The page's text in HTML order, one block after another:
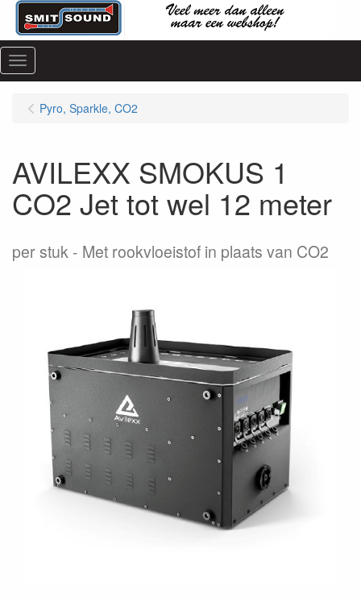
Menu
Pyro, Sparkle, CO2
AVILEXX SMOKUS 1
CO2 Jet tot wel 12 meter
per stuk Met rookvloeistof in plaats van CO2